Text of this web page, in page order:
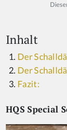
Inhalt
Der
Der
Fazit:
HQS Special